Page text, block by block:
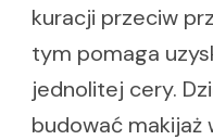
kuracji przeciw
tym pomaga
jednolitej cery.
budować makijaż